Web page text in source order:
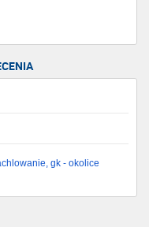
gk - okolice